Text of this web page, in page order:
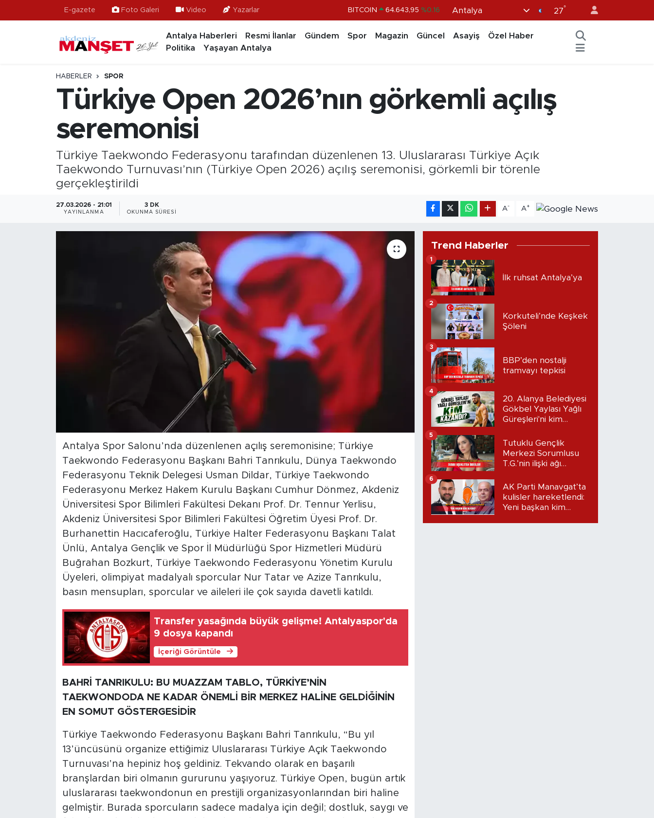
E-gazete Foto Galeri Video Yazarlar DOLAR 47,6704 %0 Antalya 27°
Antalya Haberleri Resmi İlanlar Gündem Spor Magazin Güncel Asayiş
Özel Haber
Politika
Yaşayan Antalya
HABERLER SPOR
Türkiye Open 2026’nın görkemli açılış
seremonisi
Türkiye Taekwondo Federasyonu tarafından düzenlenen 13. Uluslararası Türkiye Açık
Taekwondo Turnuvası’nın (Türkiye Open 2026) açılış seremonisi, görkemli bir törenle
gerçekleştirildi
27.03.2026 - 21:01
YAYINLANMA
3 DK
OKUNMA SÜRESI
A- A+
Antalya Spor Salonu’nda düzenlenen açılış seremonisine; Türkiye
Taekwondo Federasyonu Başkanı Bahri Tanrıkulu, Dünya Taekwondo
Federasyonu Teknik Delegesi Usman Dildar, Türkiye Taekwondo
Federasyonu Merkez Hakem Kurulu Başkanı Cumhur Dönmez, Akdeniz
Üniversitesi Spor Bilimleri Fakültesi Dekanı Prof. Dr. Tennur Yerlisu,
Akdeniz Üniversitesi Spor Bilimleri Fakültesi Öğretim Üyesi Prof. Dr.
Burhanettin Hacıcaferoğlu, Türkiye Halter Federasyonu Başkanı Talat
Ünlü, Antalya Gençlik ve Spor İl Müdürlüğü Spor Hizmetleri Müdürü
Buğrahan Bozkurt, Türkiye Taekwondo Federasyonu Yönetim Kurulu
Üyeleri, olimpiyat madalyalı sporcular Nur Tatar ve Azize Tanrıkulu,
basın mensupları, sporcular ve aileleri ile çok sayıda davetli katıldı.
Transfer yasağında büyük gelişme! Antalyaspor'da
9 dosya kapandı
İçeriği Görüntüle
BAHRİ TANRIKULU: BU MUAZZAM TABLO, TÜRKİYE’NİN
TAEKWONDODA NE KADAR ÖNEMLİ BİR MERKEZ HALİNE GELDİĞİNİN
EN SOMUT GÖSTERGESİDİR
Türkiye Taekwondo Federasyonu Başkanı Bahri Tanrıkulu, “Bu yıl
13’üncüsünü organize ettiğimiz Uluslararası Türkiye Açık Taekwondo
Turnuvası’na hepiniz hoş geldiniz. Tekvando olarak en başarılı
branşlardan biri olmanın gururunu yaşıyoruz. Türkiye Open, bugün artık
uluslararası taekwondonun en prestijli organizasyonlarından biri haline
gelmiştir. Burada sporcuların sadece madalya için değil; dostluk, saygı ve
Trend Haberler
İlk ruhsat Antalya’ya
1
Korkuteli’nde Keşkek
Şöleni
2
BBP’den nostalji
tramvayı tepkisi
3
20. Alanya Belediyesi
Gökbel Yaylası Yağlı
Güreşleri'ni kim
4
Tutuklu Gençlik
Merkezi Sorumlusu
T.G.’nin ilişki ağı
Dudak uçuklatan
iddialar!
5
AK Parti Manavgat’ta
kulisler hareketlendi:
Yeni başkan kim
6
Ekonomi
Güncel
Gündem
Kültür- Sanat
Hava Durumu
Süper Lig Puan Durumu ve Fikstür
Tüm Manşetler
Son Dakika Haberleri
Haber Arşivi